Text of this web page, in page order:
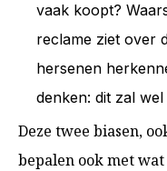
vaak koopt?
reclame ziet over
hersenen
denken: dit zal wel
Deze twee biasen,
bepalen ook met